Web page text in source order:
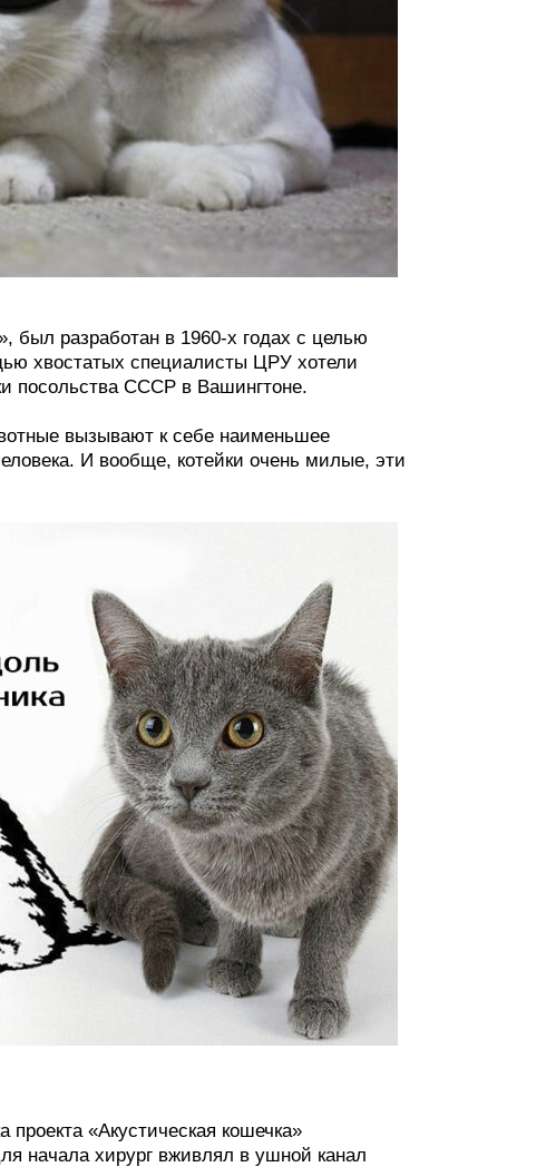
был разработан в 1960-х годах с целью
хвостатых специалисты ЦРУ хотели
посольства СССР в Вашингтоне.
вызывают к себе наименьшее
И вообще, котейки очень милые, эти
«Акустическая кошечка»
начала хирург вживлял в ушной канал